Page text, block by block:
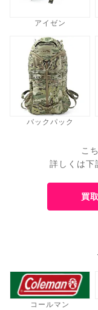
アイゼン
バックパック
こ
詳しくは下
買
コールマン